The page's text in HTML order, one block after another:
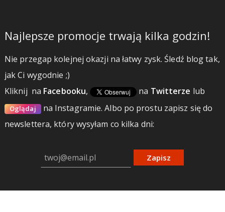
Najlepsze promocje trwają kilka godzin!
Nie przegap kolejnej okazji na łatwy zysk. Śledź blog tak,
jak Ci wygodnie ;)
Kliknij na Facebooku, na Twitterze lub
Oglądaj na Instagramie.Albo po prostu zapisz się do
newslettera, który wysyłam co kilka dni:
Zapisz